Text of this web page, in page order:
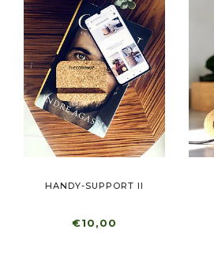
HANDY-SUPPORT II
€10,00